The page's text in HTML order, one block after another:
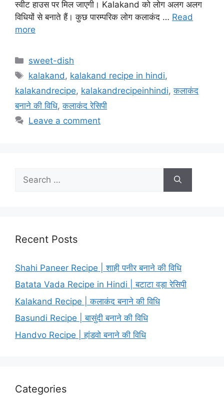
स्वीट हाउस पर मिल जाएगी। Kalakand को लोग अलग अलग
विधियों से बनाते हैं। कुछ पारम्परिक लोग कलाकंद … Read
more
Categories
sweet-dish
Tags
kalakand , kalakand recipe in hindi,
kalakandrecipe, kalakandrecipeinhindi,कलाकंद
बनाने की विधि,कलाकंद रेसिपी
Leave a comment
for:
Recent Posts
Shahi Paneer Recipe | शाही पनीर बनाने की विधि
Batata Vada Recipe in Hindi | बटाटा वड़ा रेसिपी
Kalakand Recipe | कलाकंद बनाने की विधि
Basundi Recipe | बासुंदी बनाने की विधि
Handvo Recipe | हांडवो बनाने की विधि
Categories